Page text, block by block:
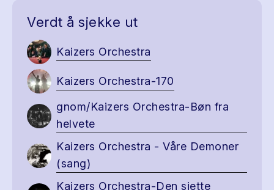
Verdt å sjekke ut
Kaizers Orchestra
Kaizers Orchestra-170
gnom/Kaizers Orchestra-Bøn fra
helvete
Kaizers Orchestra - Våre Demoner
(sang)
Kaizers Orchestra-Den sjette